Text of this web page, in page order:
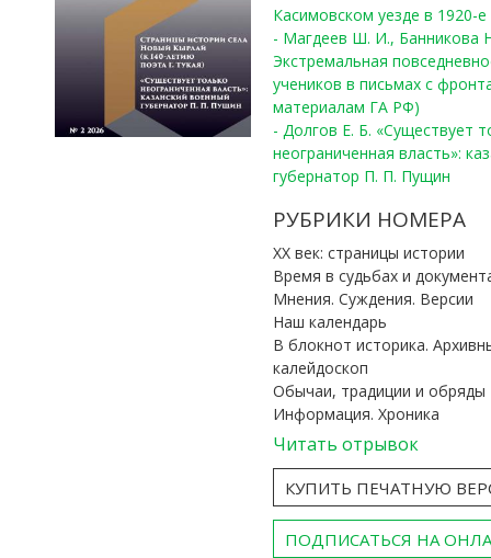
Касимовском уезде в 1920-е
- Магдеев Ш. И., Банникова
Экстремальная
учеников в письмах с
материалам ГА РФ)
- Долгов Е. Б. «Существует
неограниченная власть»:
губернатор П. П. Пущин
РУБРИКИ НОМЕРА
ХХ век: страницы истории
Время в судьбах и
Мнения. Суждения. Версии
Наш календарь
В блокнот историка.
калейдоскоп
Обычаи, традиции и обряды
Информация. Хроника
Читать отрывок
КУПИТЬ ПЕЧАТНУЮ
ПОДПИСАТЬСЯ НА